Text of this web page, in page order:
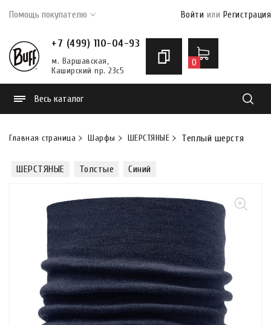
Помощь покупателю Войти или Регистрация
+7 (499) 110-04-93
м. Варшавская,
Каширский пр. 23с5
0
Весь каталог
Главная страница Шарфы ШЕРСТЯНЫЕ Теплый шерстяной
ШЕРСТЯНЫЕ Толстые Синий